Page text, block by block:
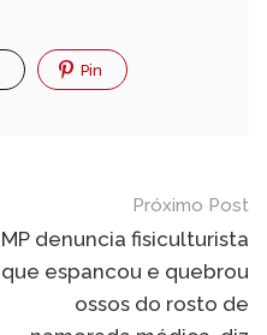
Pin
Próximo Post
MP denuncia fisiculturista
que espancou e quebrou
ossos do rosto de